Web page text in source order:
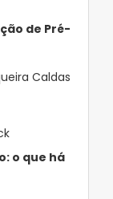
de Pré-
Caldas
o que há